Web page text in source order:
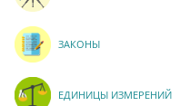
ЗАКОНЫ
ЕДИНИЦЫ ИЗМЕРЕНИЙ